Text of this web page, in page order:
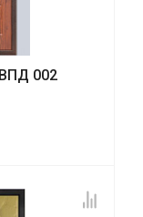
002